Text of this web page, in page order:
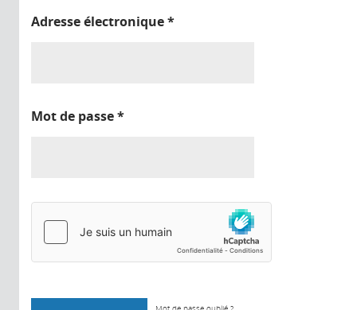
Adresse électronique*
Mot de passe*